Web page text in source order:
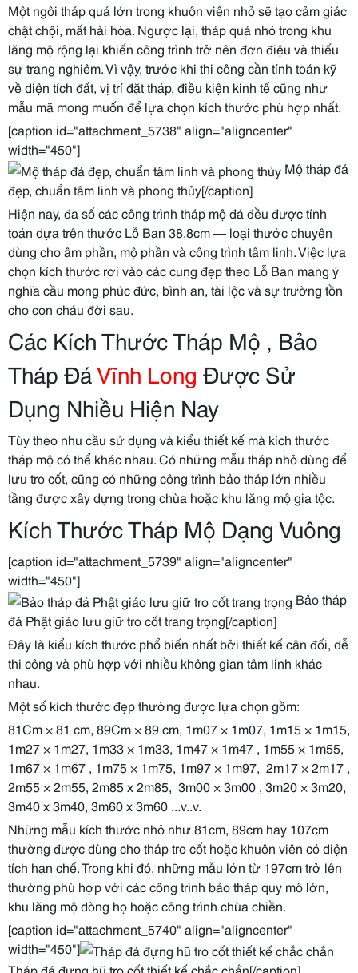
Một ngôi tháp quá lớn trong khuôn viên nhỏ sẽ tạo cảm giác
chật chội, mất hài hòa. Ngược lại, tháp quá nhỏ trong khu
lăng mộ rộng lại khiến công trình trở nên đơn điệu và thiếu
sự trang nghiêm. Vì vậy, trước khi thi công cần tính toán kỹ
về diện tích đất, vị trí đặt tháp, điều kiện kinh tế cũng như
mẫu mã mong muốn để lựa chọn kích thước phù hợp nhất.
[caption id="attachment_5738" align="aligncenter"
width="450"]
Mộ tháp đá
đẹp, chuẩn tâm linh và phong thủy[/caption]
Hiện nay, đa số các công trình tháp mộ đá đều được tính
toán dựa trên thước Lỗ Ban 38,8cm — loại thước chuyên
dùng cho âm phần, mộ phần và công trình tâm linh. Việc lựa
chọn kích thước rơi vào các cung đẹp theo Lỗ Ban mang ý
nghĩa cầu mong phúc đức, bình an, tài lộc và sự trường tồn
cho con cháu đời sau.
Các Kích Thước Tháp Mộ , Bảo
Tháp ĐáVĩnh Long Được Sử
Dụng Nhiều Hiện Nay
Tùy theo nhu cầu sử dụng và kiểu thiết kế mà kích thước
tháp mộ có thể khác nhau. Có những mẫu tháp nhỏ dùng để
lưu tro cốt, cũng có những công trình bảo tháp lớn nhiều
tầng được xây dựng trong chùa hoặc khu lăng mộ gia tộc.
Kích Thước Tháp Mộ Dạng Vuông
[caption id="attachment_5739" align="aligncenter"
width="450"]
Bảo tháp
đá Phật giáo lưu giữ tro cốt trang trọng[/caption]
Đây là kiểu kích thước phổ biến nhất bởi thiết kế cân đối, dễ
thi công và phù hợp với nhiều không gian tâm linh khác
nhau.
Một số kích thước đẹp thường được lựa chọn gồm:
81Cm × 81 cm, 89Cm × 89 cm, 1m07 × 1m07, 1m15 × 1m15,
1m27 × 1m27, 1m33 × 1m33, 1m47 × 1m47 , 1m55 × 1m55,
1m67 × 1m67 , 1m75 × 1m75, 1m97 × 1m97, 2m17 × 2m17 ,
2m55 × 2m55, 2m85 x 2m85, 3m00 × 3m00 , 3m20 × 3m20,
3m40 x 3m40, 3m60 x 3m60 ...v..v.
Những mẫu kích thước nhỏ như 81cm, 89cm hay 107cm
thường được dùng cho tháp tro cốt hoặc khuôn viên có diện
tích hạn chế. Trong khi đó, những mẫu lớn từ 197cm trở lên
thường phù hợp với các công trình bảo tháp quy mô lớn,
khu lăng mộ dòng họ hoặc công trình chùa chiền.
[caption id="attachment_5740" align="aligncenter"
width="450"]
Tháp đá đựng hũ tro cốt thiết kế chắc chắn[/caption]